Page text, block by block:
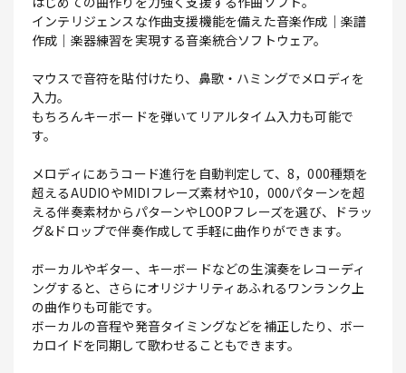
インテリジェンスな作曲支援機能を備えた音楽作成｜楽譜
作成｜楽器練習を実現する音楽統合ソフトウェア。
マウスで音符を貼付けたり、鼻歌・ハミングでメロディを
入力。
もちろんキーボードを弾いてリアルタイム入力も可能で
す。
メロディにあうコード進行を自動判定して、8，000種類を
超えるAUDIOやMIDIフレーズ素材や10，000パターンを超
える伴奏素材からパターンやLOOPフレーズを選び、ドラッ
グ&ドロップで伴奏作成して手軽に曲作りができます。
ボーカルやギター、キーボードなどの生演奏をレコーディ
ングすると、さらにオリジナリティあふれるワンランク上
の曲作りも可能です。
ボーカルの音程や発音タイミングなどを補正したり、ボー
カロイドを同期して歌わせることもできます。